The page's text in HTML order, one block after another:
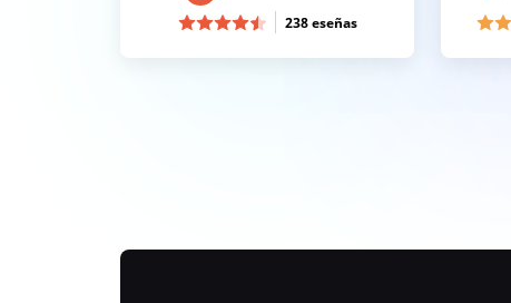
238 eseñas